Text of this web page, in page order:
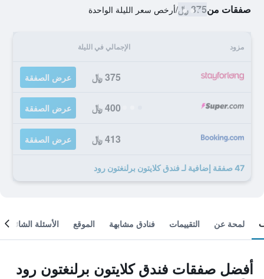
صفقات من375 ﷼ /أرخص سعر الليلة الواحدة
مزود الإجمالي في الليلة
375 ﷼ عرض الصفقة
400 ﷼ عرض الصفقة
413 ﷼ عرض الصفقة
47 صفقة إضافية لـ فندق كلايتون برلنغتون رود
لمحة عن التقييمات فنادق مشابهة الموقع الأسئلة الشائعة
أفضل صفقات فندق كلايتون برلنغتون رود